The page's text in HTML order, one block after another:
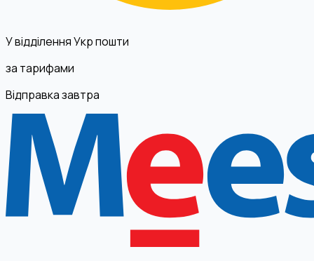
У відділення Укр пошти
за тарифами
Відправка завтра